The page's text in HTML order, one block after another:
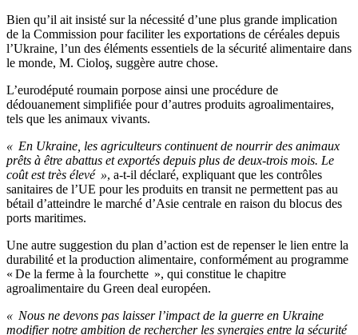
Bien qu’il ait insisté sur la nécessité d’une plus grande implication
de la Commission pour faciliter les exportations de céréales depuis
l’Ukraine, l’un des éléments essentiels de la sécurité alimentaire dans
le monde, M. Cioloş, suggère autre chose.
L’eurodéputé roumain porpose ainsi une procédure de
dédouanement simplifiée pour d’autres produits agroalimentaires,
tels que les animaux vivants.
« En Ukraine, les agriculteurs continuent de nourrir des animaux
prêts à être abattus et exportés depuis plus de deux-trois mois. Le
coût est très élevé », a-t-il déclaré, expliquant que les contrôles
sanitaires de l’UE pour les produits en transit ne permettent pas au
bétail d’atteindre le marché d’Asie centrale en raison du blocus des
ports maritimes.
Une autre suggestion du plan d’action est de repenser le lien entre la
durabilité et la production alimentaire, conformément au programme
« De la ferme à la fourchette », qui constitue le chapitre
agroalimentaire du Green deal européen.
« Nous ne devons pas laisser l’impact de la guerre en Ukraine
modifier notre ambition de rechercher les synergies entre la sécurité